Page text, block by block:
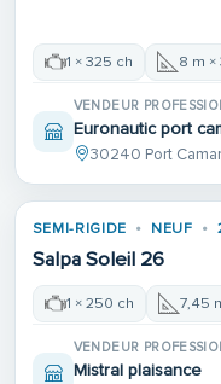
1 × 325 ch 8 m ×
VENDEUR
Euronautic port
30240 Port
SEMI-RIGIDE NEUF
Salpa Soleil 26
1 × 250 ch 7,45
VENDEUR
Mistral plaisance